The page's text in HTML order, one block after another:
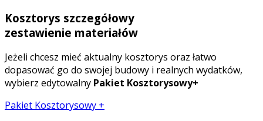
Kosztorys szczegółowy
zestawienie materiałów
Jeżeli chcesz mieć aktualny kosztorys oraz łatwo
dopasować go do swojej budowy i realnych wydatków,
wybierz edytowalny Pakiet Kosztorysowy+
Pakiet Kosztorysowy +